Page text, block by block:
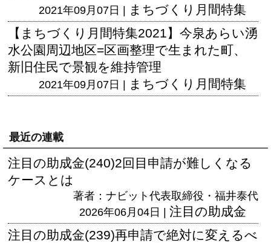
2021年09月07日 | まちづくり月間特集
【まちづくり月間特集2021】今泉あらい湧
水公園周辺地区=区画整理で生まれた町、
新旧住民で景観を維持管理
2021年09月07日 | まちづくり月間特集
最近の連載
注目の助成金(240)2回目申請が難しくなる
ケースとは
著者：ナビット代表取締役・福井泰代
2026年06月04日 | 注目の助成金
注目の助成金(239)再申請で絶対に変えるべ